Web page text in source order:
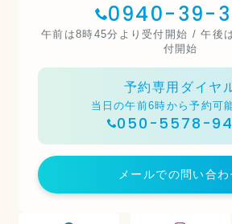
0940-39-
午前は8時45分より受付開始 / 午後
付開始
予約専用ダイヤ
当日の午前6時から予約可
050-5578-
メールでの問い合わ